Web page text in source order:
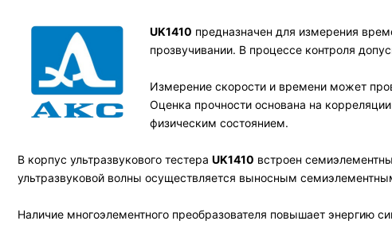
UK1410 предназначен для измерения
прозвучивании. В процессе контроля
Измерение скорости и времени может
Оценка прочности основана на
физическим состоянием.
В корпус ультразвукового тестера UK1410 встроен
ультразвуковой волны осуществляется выносным
Наличие многоэлементного преобразователя повышает энергию